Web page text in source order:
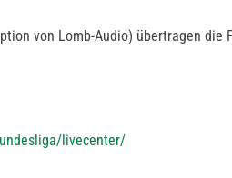
von Lomb-Audio) übertragen die
livecenter/